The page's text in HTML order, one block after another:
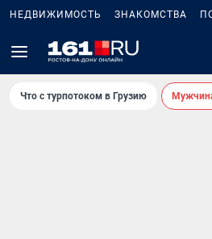
НЕДВИЖИМОСТЬ ЗНАКОМСТВА
Что с турпотоком в Грузию